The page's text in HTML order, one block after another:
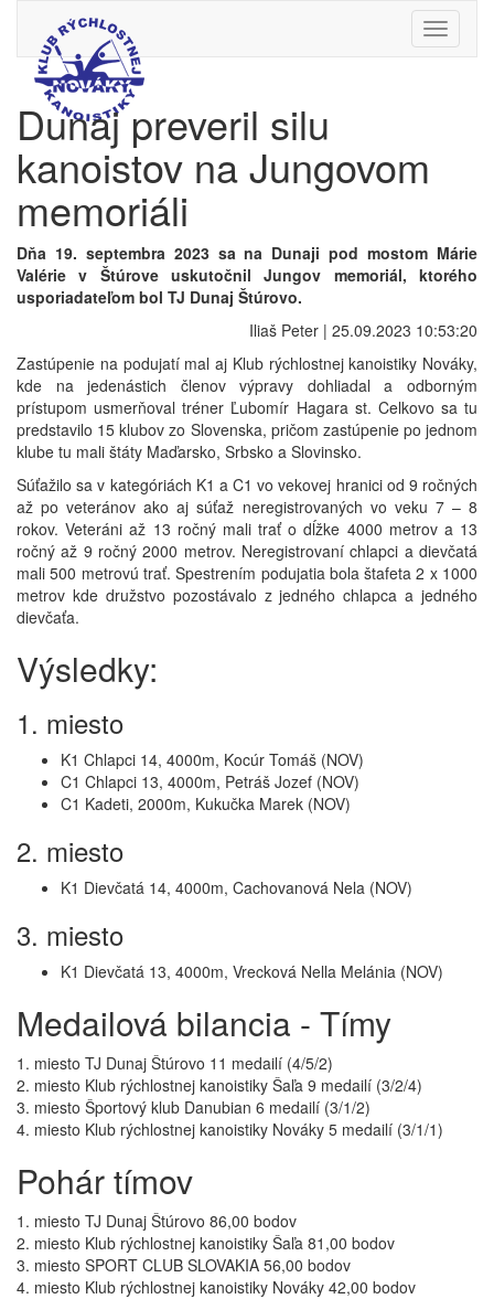
Toggle
Dunaj preveril silu
kanoistov na Jungovom
memoriáli
Dňa 19. septembra 2023 sa na Dunaji pod mostom Márie
Valérie v Štúrove uskutočnil Jungov memoriál, ktorého
usporiadateľom bol TJ Dunaj Štúrovo.
Iliaš Peter | 25.09.2023 10:53:20
Zastúpenie na podujatí mal aj Klub rýchlostnej kanoistiky Nováky,
kde na jedenástich členov výpravy dohliadal a odborným
prístupom usmerňoval tréner Ľubomír Hagara st. Celkovo sa tu
predstavilo 15 klubov zo Slovenska, pričom zastúpenie po jednom
klube tu mali štáty Maďarsko, Srbsko a Slovinsko.
Súťažilo sa v kategóriách K1 a C1 vo vekovej hranici od 9 ročných
až po veteránov ako aj súťaž neregistrovaných vo veku 7 – 8
rokov. Veteráni až 13 ročný mali trať o dĺžke 4000 metrov a 13
ročný až 9 ročný 2000 metrov. Neregistrovaní chlapci a dievčatá
mali 500 metrovú trať. Spestrením podujatia bola štafeta 2 x 1000
metrov kde družstvo pozostávalo z jedného chlapca a jedného
dievčaťa.
Výsledky:
1. miesto
K1 Chlapci 14, 4000m, Kocúr Tomáš (NOV)
C1 Chlapci 13, 4000m, Petráš Jozef (NOV)
C1 Kadeti, 2000m, Kukučka Marek (NOV)
2. miesto
K1 Dievčatá 14, 4000m, Cachovanová Nela (NOV)
3. miesto
K1 Dievčatá 13, 4000m, Vrecková Nella Melánia (NOV)
Medailová bilancia - Tímy
1. miesto TJ Dunaj Štúrovo 11 medailí (4/5/2)
2. miesto Klub rýchlostnej kanoistiky Šaľa 9 medailí (3/2/4)
3. miesto Športový klub Danubian 6 medailí (3/1/2)
4. miesto Klub rýchlostnej kanoistiky Nováky 5 medailí (3/1/1)
Pohár tímov
1. miesto TJ Dunaj Štúrovo 86,00 bodov
2. miesto Klub rýchlostnej kanoistiky Šaľa 81,00 bodov
3. miesto SPORT CLUB SLOVAKIA 56,00 bodov
4. miesto Klub rýchlostnej kanoistiky Nováky 42,00 bodov